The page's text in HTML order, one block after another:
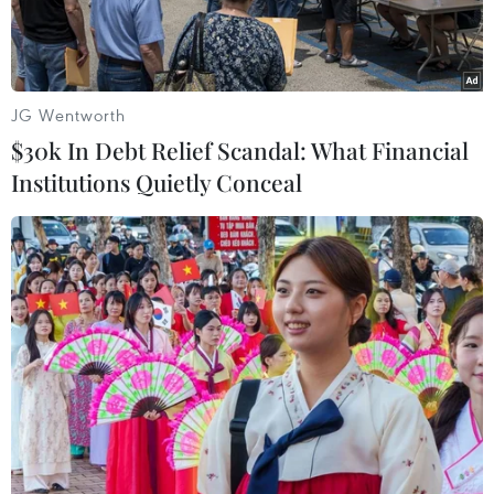
Nam.
Bị cáo Nguyễn Chí Vững tại phiên tòa. (Ảnh: Huỳnh Sử/TTXVN)
Ngày 26/11, Tòa án Nhân dân tỉnh Bạc Liêu mở
phiên tòa xét xử sơ thẩm bị cáo Nguyễn Chí
Vững về tội “Làm, tàng trữ, phát tán, tuyên
JG Wentworth
$30k In Debt Relief Scandal: What Financial
Institutions Quietly Conceal